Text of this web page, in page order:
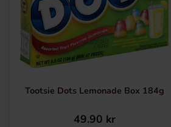
Tootsie Dots Lemonade Box 184g
49.90 kr